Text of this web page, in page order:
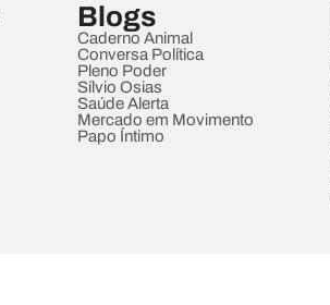
Blogs
Caderno Animal
Conversa Política
Pleno Poder
Sílvio Osias
Saúde Alerta
Mercado em Movimento
Papo Íntimo